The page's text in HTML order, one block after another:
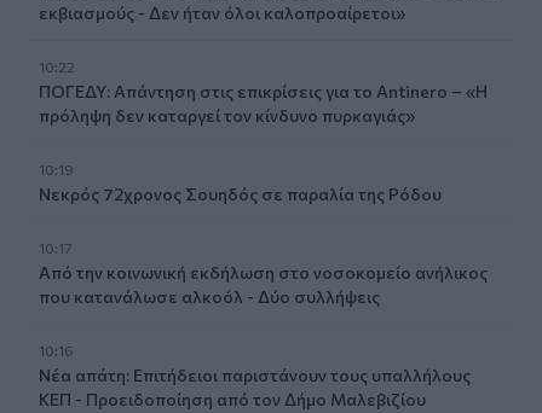
εκβιασμούς - Δεν ήταν όλοι καλοπροαίρετοι»
10:22
ΠΟΓΕΔΥ: Απάντηση στις επικρίσεις για το Antinero – «Η
πρόληψη δεν καταργεί τον κίνδυνο πυρκαγιάς»
10:19
Νεκρός 72χρονος Σουηδός σε παραλία της Ρόδου
10:17
Από την κοινωνική εκδήλωση στο νοσοκομείο ανήλικος
που κατανάλωσε αλκοόλ - Δύο συλλήψεις
10:16
Νέα απάτη: Επιτήδειοι παριστάνουν τους υπαλλήλους
ΚΕΠ - Προειδοποίηση από τον Δήμο Μαλεβιζίου